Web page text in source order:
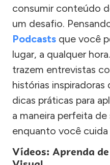
consumir conteúdo
um desafio.
Podcasts que você
lugar, a qualquer
trazem entrevistas
histórias
dicas práticas para
a maneira perfeita
enquanto você cuida
Vídeos: Aprenda